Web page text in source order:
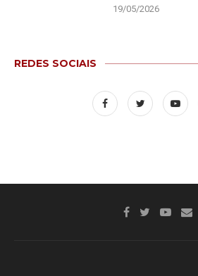
19/05/2026
REDES SOCIAIS